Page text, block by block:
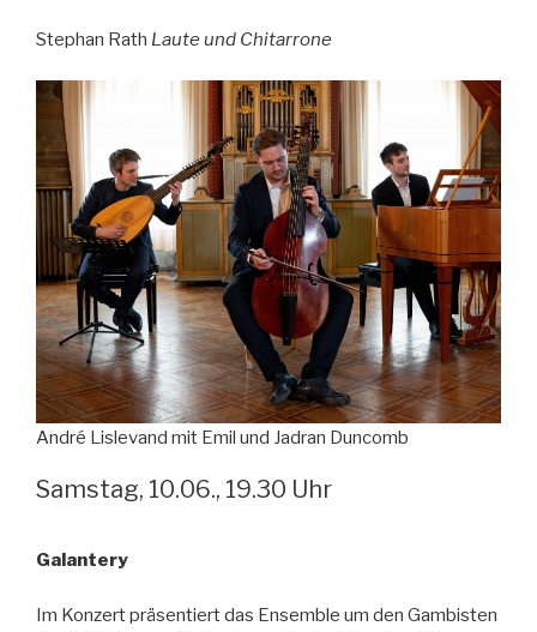
Stephan Rath Laute und Chitarrone
André Lislevand mit Emil und Jadran Duncomb
Samstag, 10.06., 19.30 Uhr
Galantery
Im Konzert präsentiert das Ensemble um den Gambisten